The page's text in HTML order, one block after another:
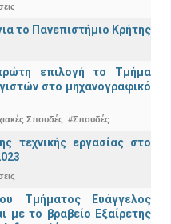
το Πανεπιστήμιο Κρήτης
επιλογή το Τμήμα
στο μηχανογραφικό
Σπουδές #Σπουδές
τεχνικής εργασίας στο
Τμήματος Ευάγγελος
με το βραβείο Εξαίρετης